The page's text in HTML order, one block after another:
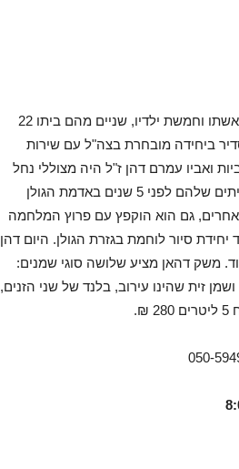
רשף דהן 50, מבעלי משק דהאן, מתגורר במושב נטור ברמת הגולן עם אשתו וחמשת ילדיו, שניים מהם ביתו 22
בסדיר ביחידה מובחרת בצה"ל עם שירות
ואביו עמרם דהן ז"ל היה מצוללי נחל
הקישון, שהוכר כחלל צה"ל לאחר פטירתו מסרטן. הם נטעו את כרם הזיתים שלהם לפני 5 שנים באדמת הגולן
אחרים, גם הוא הוקפץ עם פרוץ המלחמה
היום דהן
משק דהאן מציע שלושה סוגי שמנים:
זית שהינו עירוב, בלנד של שני הזנים,